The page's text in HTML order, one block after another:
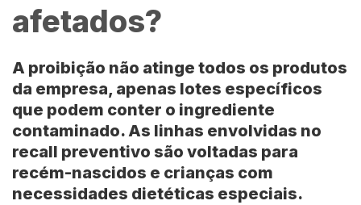
afetados?
A proibição não atinge todos os produtos
da empresa, apenas lotes específicos
que podem conter o ingrediente
contaminado. As linhas envolvidas no
recall preventivo são voltadas para
recém-nascidos e crianças com
necessidades dietéticas especiais.